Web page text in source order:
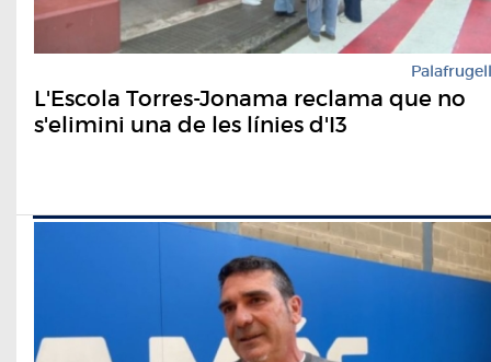
Palafrugell
L'Escola Torres-Jonama reclama que no
s'elimini una de les línies d'I3